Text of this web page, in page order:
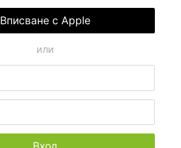
Вписване с Apple
или